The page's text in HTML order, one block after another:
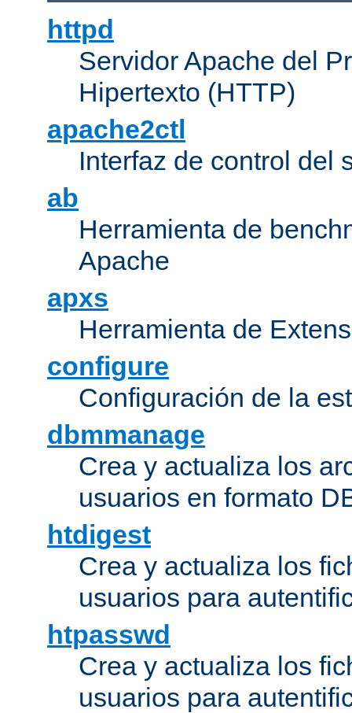
httpd
Servidor Apache del
Hipertexto (HTTP)
apache2ctl
Interfaz de control del
ab
Herramienta de
Apache
apxs
Herramienta de
configure
Configuración de la
dbmmanage
Crea y actualiza los
usuarios en formato
htdigest
Crea y actualiza los
usuarios para
htpasswd
Crea y actualiza los
usuarios para